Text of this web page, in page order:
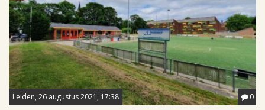
Leiden, 26 augustus 2021, 17:38 0